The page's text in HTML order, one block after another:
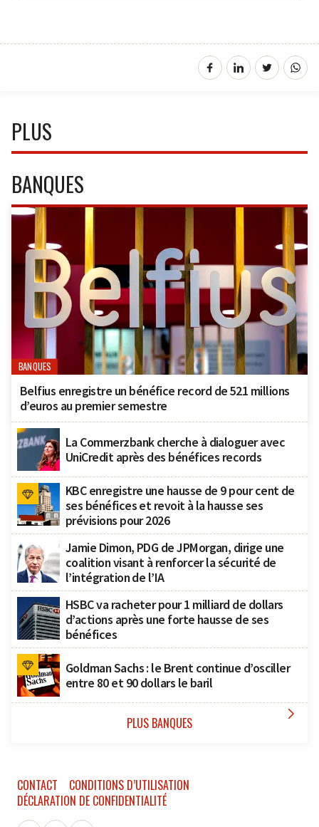
PLUS
BANQUES
BANQUES
Belfius enregistre un bénéfice record de 521 millions
d’euros au premier semestre
La Commerzbank cherche à dialoguer avec
UniCredit après des bénéfices records
KBC enregistre une hausse de 9 pour cent de
ses bénéfices et revoit à la hausse ses
prévisions pour 2026
Jamie Dimon, PDG de JPMorgan, dirige une
coalition visant à renforcer la sécurité de
l’intégration de l’IA
HSBC va racheter pour 1 milliard de dollars
d’actions après une forte hausse de ses
bénéfices
Goldman Sachs : le Brent continue d’osciller
entre 80 et 90 dollars le baril
PLUS BANQUES 
CONTACT
CONDITIONS D’UTILISATION
DÉCLARATION DE CONFIDENTIALITÉ